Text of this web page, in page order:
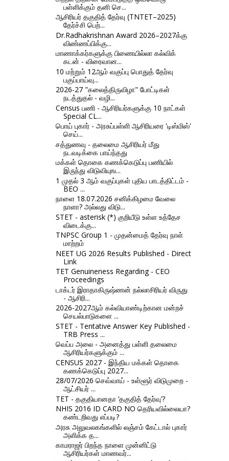
பள்ளிக்கும் தனி செ...
ஆசிரியர் தகுதித் தேர்வு (TNTET–2025)
தேர்ச்சி பெற்...
Dr.Radhakrishnan Award 2026–2027க்கு
விண்ணப்பிக்கு...
மாணாக்கர்களுக்கு பிணையில்லா கல்விக்
கடன் - விரைவான...
10 மற்றும் 12ஆம் வகுப்பு பொதுத் தேர்வு
பகுப்பாய்வு...
2026-27 "கலைத்திருவிழா" போட்டிகள்
நடத்துதல் - வழி...
Census பணி - ஆசிரியர்களுக்கு 10 நாட்கள்
Special CL...
பொய் புகார் - அரசுப்பள்ளி ஆசிரியரை 'டிஸ்மிஸ்'
செய்...
சத்துணவு - தலைமை ஆசிரியர் மீது
நடவடிக்கை பாய்ந்தது
மக்கள் தொகை கணக்கெடுப்பு பணியில்
இருந்து விடுவியுங...
1 முதல் 3 ஆம் வகுப்புகள் புதிய பாடத்திட்டம் -
BEO ...
நாளை 18.07.2026 சனிக்கிழமை வேலை
நாளா? அல்லது விடு...
STET - asterisk (*) குறியீடு உள்ள உத்தேச
விடைக்கு...
TNPSC Group 1 - முதன்மைத் தேர்வு நாள்
மாற்றம்
NEET UG 2026 Results Published - Direct
Link
TET Genuineness Regarding - CEO
Proceedings
டாக்டர் இராதாகிருஷ்ணன் நல்லாசிரியர் விருது
- ஆசிரி...
2026-2027ஆம் கல்வியாண்டிற்கான மன்றச்
செயல்பாடுகளை ...
STET - Tentative Answer Key Published -
TRB Press ...
வெப்ப அலை - அனைத்து பள்ளி தலைமை
ஆசிரியர்களுக்கும் ...
CENSUS 2027 - இந்திய மக்கள் தொகை
கணக்கெடுப்பு 2027...
28/07/2026 செவ்வாய் - உள்ளூர் விடுமுறை -
ஆட்சியர் ...
TET - தகுதியானதா ‘தகுதித் தேர்வு’?
NHIS 2016 ID CARD NO தெரியவில்லையா?
கண்டறிவது எப்படி?
அரசு அலுவலகங்களில் லஞ்சம் கேட்டால் புகார்
அளிக்க த...
காமராஜர் பிறந்த நாளை முன்னிட்டு
ஆசிரியர்கள் மாணவர்...